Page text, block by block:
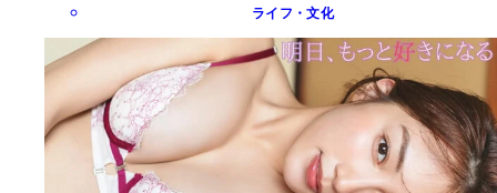
ライフ・文化